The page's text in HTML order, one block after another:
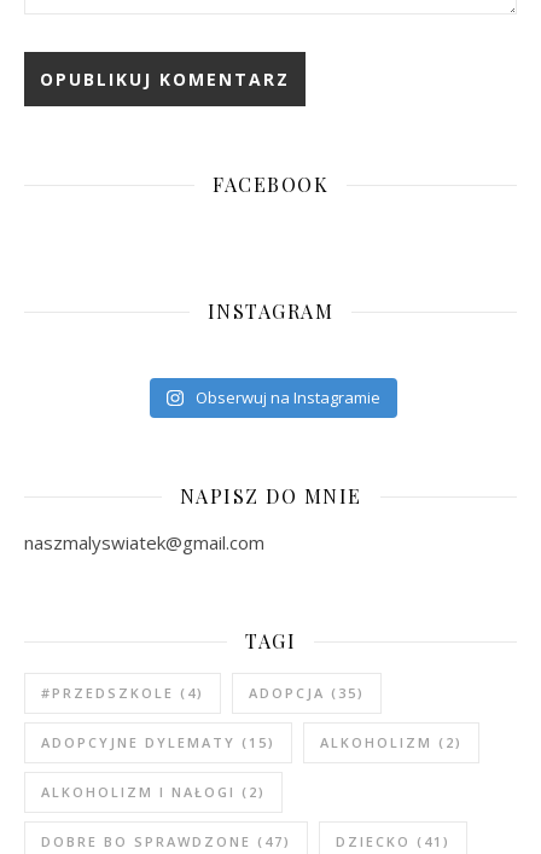
FACEBOOK
INSTAGRAM
Obserwuj na Instagramie
NAPISZ DO MNIE
naszmalyswiatek@gmail.com
TAGI
#PRZEDSZKOLE (4) ADOPCJA (35)
ADOPCYJNE DYLEMATY (15) ALKOHOLIZM (2)
ALKOHOLIZM I NAŁOGI (2)
DOBRE BO SPRAWDZONE (47) DZIECKO (41)